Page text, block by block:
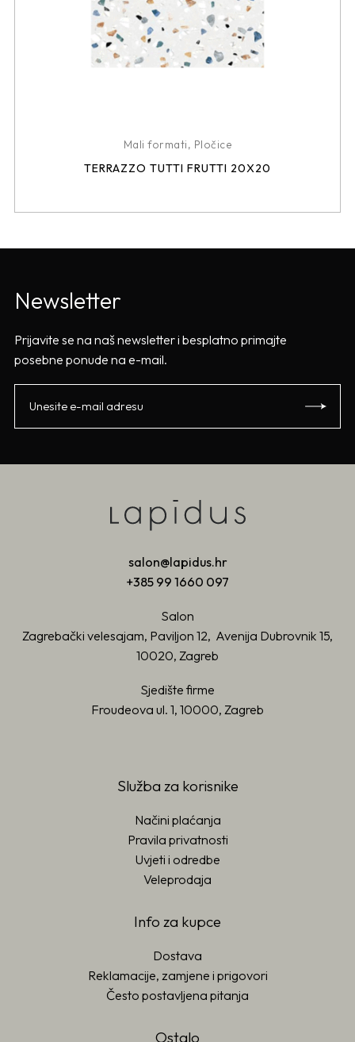
Mali formati, Pločice
TERRAZZO TUTTI FRUTTI 20X20
Newsletter
Prijavite se na naš newsletter i besplatno primajte
posebne ponude na e-mail.
salon@lapidus.hr
+385 99 1660 097
Salon
Zagrebački velesajam, Paviljon 12, Avenija Dubrovnik 15,
10020, Zagreb
Sjedište firme
Froudeova ul. 1, 10000, Zagreb
Služba za korisnike
Načini plaćanja
Pravila privatnosti
Uvjeti i odredbe
Veleprodaja
Info za kupce
Dostava
Reklamacije, zamjene i prigovori
Često postavljena pitanja
Ostalo